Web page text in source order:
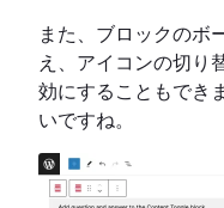
また、ブロックのボ
え、アイコンの切り
効にすることもでき
いですね。